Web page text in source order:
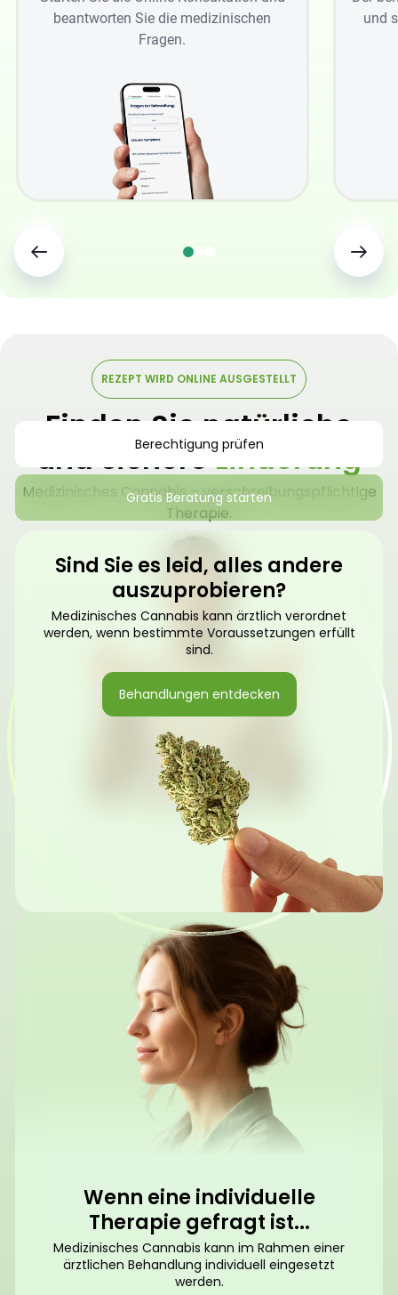
beantworten Sie die medizinischen
Fragen.
und
REZEPT WIRD ONLINE AUSGESTELLT
Finden Sie natürliche
und sichereLinderung
Medizinisches Cannabis – verschreibungspflichtige
Therapie.
Berechtigung prüfen
Gratis Beratung starten
Sind Sie es leid, alles andere
auszuprobieren?
Medizinisches Cannabis kann ärztlich verordnet
werden, wenn bestimmte Voraussetzungen erfüllt
sind.
Behandlungen entdecken
Wenn eine individuelle
Therapie gefragt ist...
Medizinisches Cannabis kann im Rahmen einer
ärztlichen Behandlung individuell eingesetzt
werden.